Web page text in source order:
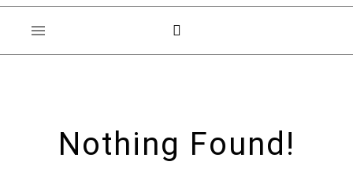
Nothing Found!